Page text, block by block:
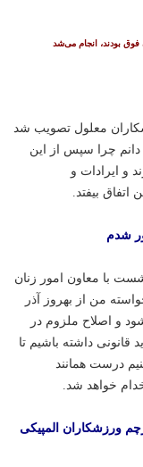
فوق بودند، انجام می‌شد
ورزشکاران معلول تصویب شد
دانم چرا سپس از این
و ایرادات و
اتفاق بیفتد.
شدم
با معاون امور زنان
من از بهروز آذر
و اصلاح ملزوم در
داشته باشیم تا
درست همانند
خواهد شد.
ورزشکاران المپیکی